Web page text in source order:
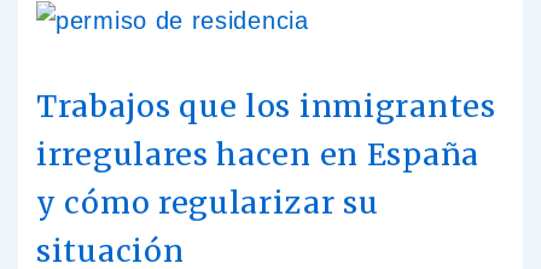
Trabajos que los inmigrantes
irregulares hacen en España
y cómo regularizar su
situación